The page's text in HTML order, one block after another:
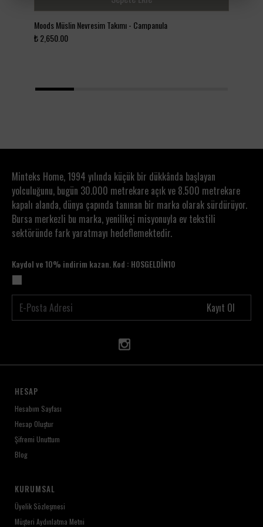
Moods Müslin Nevresim Takımı - Campanula
₺ 2,650.00
1
Minteks Home, 1994 yılında küçük bir dükkânda başlayan
yolculuğunu, bugün 30.000 metrekare açık ve 8.500 metrekare
kapalı alanda, dünya çapında tanınan bir marka olarak sürdürüyor.
Bursa merkezli bu marka, yenilikçi misyonuyla ev tekstili
sektöründe fark yaratmayı hedeflemektedir.
Kaydol ve 10% indirim kazan. Kod : HOSGELDİN10
Kayıt Ol
HESAP
Hesabım Sayfası
Hesap Oluştur
Şifremi Unuttum
Blog
KURUMSAL
Üyelik Sözleşmesi
Müşteri Aydınlatma Metni